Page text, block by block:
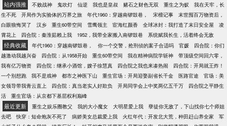
站内强推 不败战神 鬼吹灯 仙逆 我也是皇叔 赌石之财色无双 重生之为蚁
我在天牢，长
生不死
开局作为实验体的万界之旅 年代1960：穿越南锣鼓巷， 宋檀记事
末世囤百万物资后，
白眼狼悔哭了
汉乡 重生60带空间 雪鹰领主 宦海红颜香 全球冰封：我打造了末日安全屋
凌
霄花上
四合院：秦淮茹赖上我 1952，我带全家搬入南锣鼓巷 系统赋我长生，活着终会无敌
经典收藏 年代1960：穿越南锣鼓巷， 你一个交警，抢刑侦的案子合适吗 官媛
四合院：你们
越激动我越兴奋
四合院：从1958开始 重生60带空间 我在精神病院学斩神
带顶级空间回六零，
我有亿万物资
四合院：继承小酒馆，嫂子徐慧真 四合院之我也来凑热闹
四合院：开局就王炸！
一个别想跑
我不是戏神 都市之神医下山 重生官场：开局迎娶副省长千金 医路官途
官场：美
女领导带我青云直上
四合院：真当老实人好欺负 开局同学会上中奖两亿五千万
四合院之平静生
活
重生官场：从京都下基层权利巅峰
最近更新 重生之娱乐圈教父 我的大小魔女 大明星爱上我
孽徒你无敌了，下山找你七个师姐
去吧
快穿：短命炮灰不死了 病娇美女总裁爱上我 火红年代：开发北大荒，种田赶山养全家
军